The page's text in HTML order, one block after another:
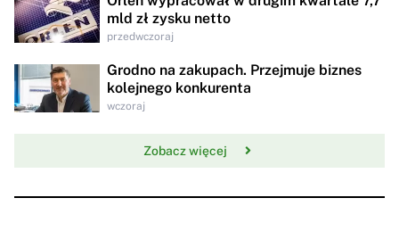
mld zł zysku netto
przedwczoraj
Grodno na zakupach. Przejmuje biznes
kolejnego konkurenta
wczoraj
Zobacz więcej